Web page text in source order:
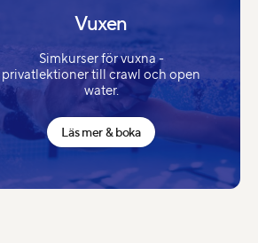
Vuxen
Simkurser för vuxna -
privatlektioner till crawl och open
water.
Läs mer & boka